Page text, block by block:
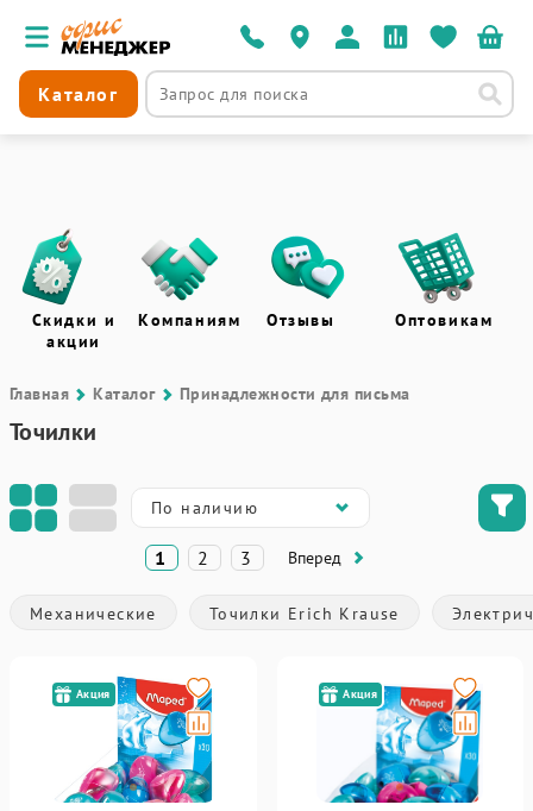
Каталог
Скидки и
акции
Компаниям Отзывы Оптовикам
Главная Каталог Принадлежности для письма
Точилки
1 2 3 Вперед
По наличию
Механические Точилки Erich Krause
Акция Акция